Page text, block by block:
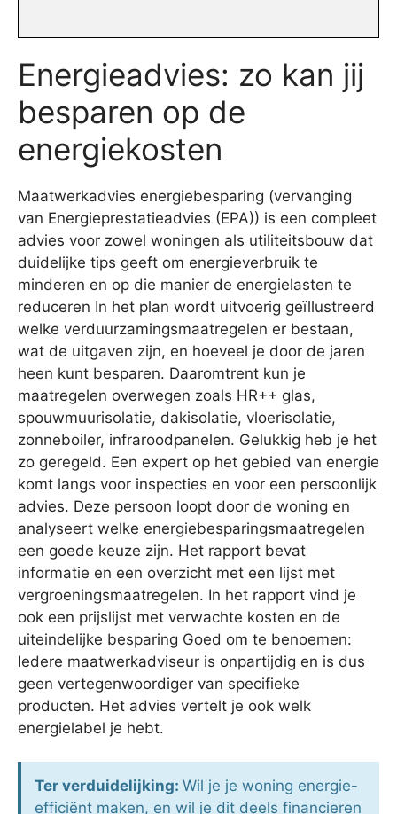
Energieadvies: zo kan jij
besparen op de
energiekosten
Maatwerkadvies energiebesparing (vervanging
van Energieprestatieadvies (EPA)) is een compleet
advies voor zowel woningen als utiliteitsbouw dat
duidelijke tips geeft om energieverbruik te
minderen en op die manier de energielasten te
reduceren In het plan wordt uitvoerig geïllustreerd
welke verduurzamingsmaatregelen er bestaan,
wat de uitgaven zijn, en hoeveel je door de jaren
heen kunt besparen. Daaromtrent kun je
maatregelen overwegen zoals HR++ glas,
spouwmuurisolatie, dakisolatie, vloerisolatie,
zonneboiler, infraroodpanelen. Gelukkig heb je het
zo geregeld. Een expert op het gebied van energie
komt langs voor inspecties en voor een persoonlijk
advies. Deze persoon loopt door de woning en
analyseert welke energiebesparingsmaatregelen
een goede keuze zijn. Het rapport bevat
informatie en een overzicht met een lijst met
vergroeningsmaatregelen. In het rapport vind je
ook een prijslijst met verwachte kosten en de
uiteindelijke besparing Goed om te benoemen:
Iedere maatwerkadviseur is onpartijdig en is dus
geen vertegenwoordiger van specifieke
producten. Het advies vertelt je ook welk
energielabel je hebt.
Ter verduidelijking: Wil je je woning energie-
efficiënt maken, en wil je dit deels financieren